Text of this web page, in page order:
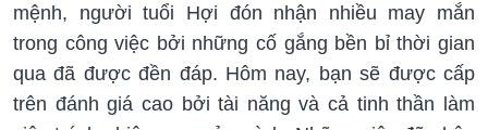
mệnh, người tuổi Hợi đón nhận nhiều may mắn
trong công việc bởi những cố gắng bền bỉ thời gian
qua đã được đền đáp. Hôm nay, bạn sẽ được cấp
trên đánh giá cao bởi tài năng và cả tinh thần làm